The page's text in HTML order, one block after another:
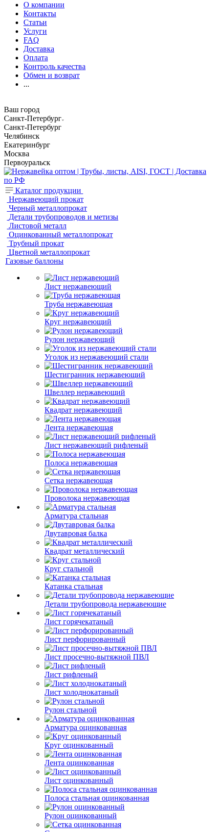
О компании
Контакты
Статьи
Услуги
FAQ
Доставка
Оплата
Контроль качества
Обмен и возврат
...
Ваш город
Санкт-Петербург
Санкт-Петербург
Челябинск
Екатеринбург
Москва
Первоуральск
Каталог продукции
Нержавеющий прокат
Черный металлопрокат
Детали трубопроводов и метизы
Листовой металл
Оцинкованный металлопрокат
Трубный прокат
Цветной металлопрокат
Газовые баллоны
Лист нержавеющий
Труба нержавеющая
Круг нержавеющий
Рулон нержавеющий
Уголок из нержавеющий стали
Шестигранник нержавеющий
Швеллер нержавеющий
Квадрат нержавеющий
Лента нержавеющая
Лист нержавеющий рифленый
Полоса нержавеющая
Сетка нержавеющая
Проволока нержавеющая
Арматура стальная
Двутавровая балка
Квадрат металлический
Круг стальной
Катанка стальная
Детали трубопровода нержавеющие
Лист горячекатаный
Лист перфорированный
Лист просечно-вытяжной ПВЛ
Лист рифленый
Лист холоднокатаный
Рулон стальной
Арматура оцинкованная
Круг оцинкованный
Лента оцинкованная
Лист оцинкованный
Полоса стальная оцинкованная
Рулон оцинкованный